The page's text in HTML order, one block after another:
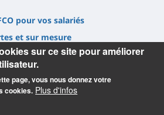
pour vos salariés
et sur mesure
d'Apprentissage
sur ce site pour améliorer
page, vous nous donnez votre
cookies. Plus d'infos